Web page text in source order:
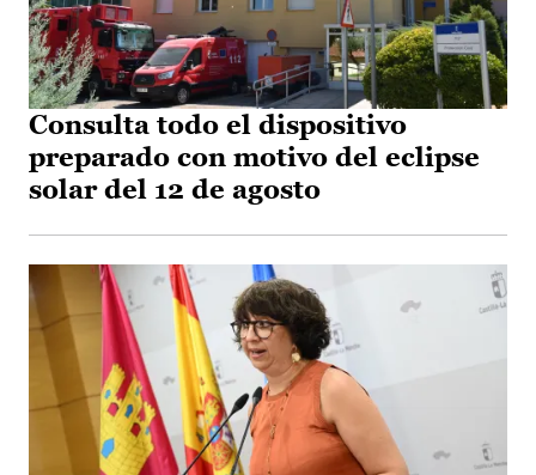
Consulta todo el dispositivo
preparado con motivo del eclipse
solar del 12 de agosto